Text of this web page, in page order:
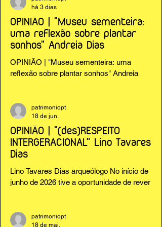
OPINIÃO | "Museu sementeira:
uma reflexão sobre plantar
sonhos" Andreia Dias
OPINIÃO | "Museu sementeira: uma
reflexão sobre plantar sonhos" Andreia
há 3 dias
OPINIÃO | "(des)RESPEITO
INTERGERACIONAL" Lino Tavares
Dias
Lino Tavares Dias arqueólogo No início de
junho de 2026 tive a oportunidade de rever
de Auschwitz e Birkenau, onde, por opção,
patrimoniopt
18 de jun.
patrimoniopt
18 de mai.